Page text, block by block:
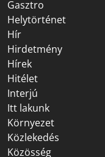
Gasztro
Helytörténet
Hír
Hirdetmény
Hírek
Hitélet
Interjú
Itt lakunk
Környezet
Közlekedés
Közösség